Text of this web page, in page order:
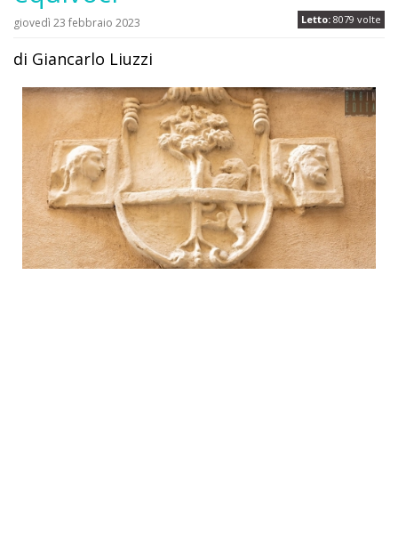
Letto: 8079 volte
giovedì 23 febbraio 2023
di Giancarlo Liuzzi